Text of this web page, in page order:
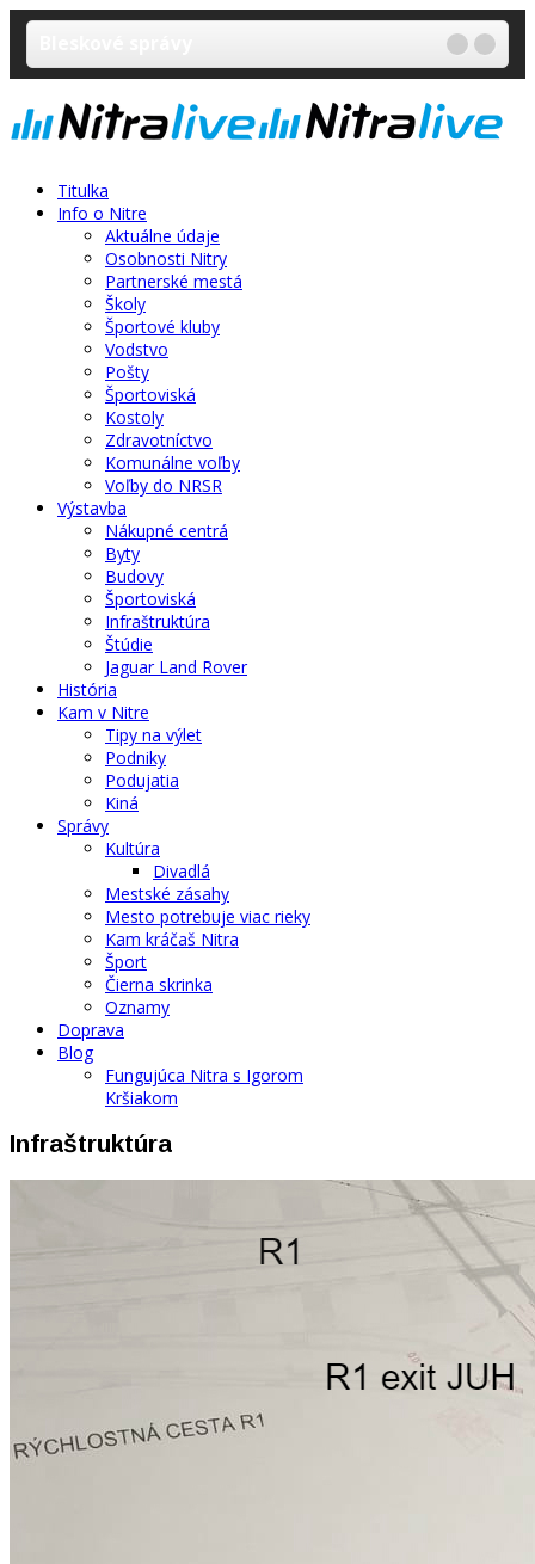
Titulka
Info o Nitre
Aktuálne údaje
Osobnosti Nitry
Partnerské mestá
Školy
Športové kluby
Vodstvo
Pošty
Športoviská
Kostoly
Zdravotníctvo
Komunálne voľby
Voľby do NRSR
Výstavba
Nákupné centrá
Byty
Budovy
Športoviská
Infraštruktúra
Štúdie
Jaguar Land Rover
História
Kam v Nitre
Tipy na výlet
Podniky
Podujatia
Kiná
Správy
Kultúra
Divadlá
Mestské zásahy
Mesto potrebuje viac rieky
Kam kráčaš Nitra
Šport
Čierna skrinka
Oznamy
Doprava
Blog
Fungujúca Nitra s Igorom
Kršiakom
Infraštruktúra